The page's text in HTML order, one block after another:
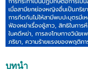
บทนำ